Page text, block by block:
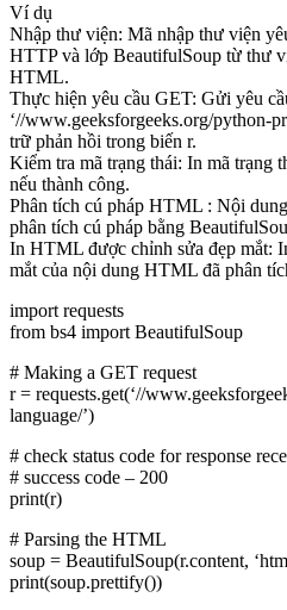
Ví dụ
Nhập thư viện: Mã nhập thư viện
HTTP và lớp BeautifulSoup từ thư
HTML.
Thực hiện yêu cầu GET: Gửi yêu
‘//www.geeksforgeeks.org/python-
trữ phản hồi trong biến r.
Kiểm tra mã trạng thái: In mã trạng
nếu thành công.
Phân tích cú pháp HTML : Nội
phân tích cú pháp bằng
In HTML được chỉnh sửa đẹp mắt:
mắt của nội dung HTML đã phân
import requests
from bs4 import BeautifulSoup
# Making a GET request
r = requests.get(‘//
language/’)
# check status code for response
# success code – 200
print(r)
# Parsing the HTML
soup = BeautifulSoup(r.content,
print(soup.prettify())